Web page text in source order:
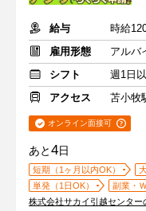
給与
時給
雇用形態
アルバ
シフト
週1日
アクセス
苫小牧
オンライン面接可
あと4日
短期（1ヶ月以内OK）
単発（1日OK）
副業・
株式会社サカイ引越センター